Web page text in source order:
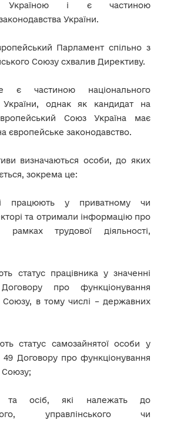
Україною і є частиною
України.
Парламент спільно з
Союзу схвалив Директиву.
є частиною національного
України, однак як кандидат на
Союз Україна має
європейське законодавство.
визначаються особи, до яких
зокрема це:
працюють у приватному чи
та отримали інформацію про
трудової діяльності,
статус працівника у значенні
про функціонування
Союзу, в тому числі – державних
статус самозайнятої особи у
49 Договору про функціонування
Союзу;
та осіб, які належать до
управлінського чи